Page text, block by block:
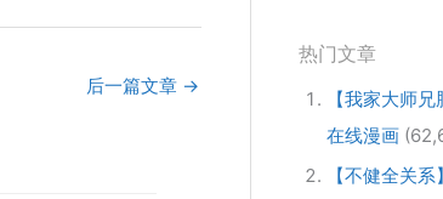
后一篇文章 →
热门文章
【我家大师
在线漫画
【不健全关